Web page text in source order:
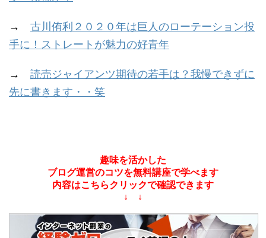
→ 古川侑利２０２０年は巨人のローテーション投
手に！ストレートが魅力の好青年
→ 読売ジャイアンツ期待の若手は？我慢できずに
先に書きます・・笑
趣味を活かした
ブログ運営のコツを無料講座で学べます
内容はこちらクリックで確認できます
↓ ↓